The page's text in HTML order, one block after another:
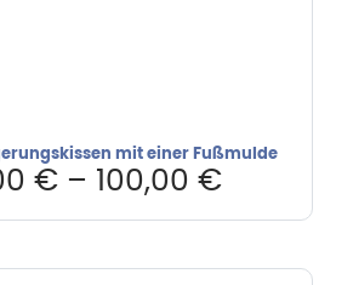
mit einer Fußmulde
€– 100,00 €